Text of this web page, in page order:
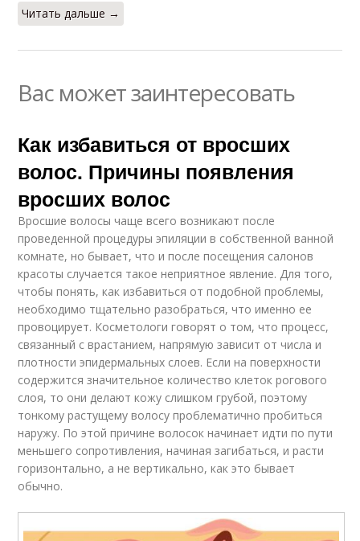
Читать дальше →
Вас может заинтересовать
Как избавиться от вросших
волос. Причины появления
вросших волос
Вросшие волосы чаще всего возникают после
проведенной процедуры эпиляции в собственной ванной
комнате, но бывает, что и после посещения салонов
красоты случается такое неприятное явление. Для того,
чтобы понять, как избавиться от подобной проблемы,
необходимо тщательно разобраться, что именно ее
провоцирует. Косметологи говорят о том, что процесс,
связанный с врастанием, напрямую зависит от числа и
плотности эпидермальных слоев. Если на поверхности
содержится значительное количество клеток рогового
слоя, то они делают кожу слишком грубой, поэтому
тонкому растущему волосу проблематично пробиться
наружу. По этой причине волосок начинает идти по пути
меньшего сопротивления, начиная загибаться, и расти
горизонтально, а не вертикально, как это бывает
обычно.